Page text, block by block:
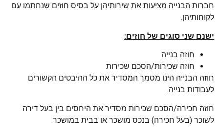
חברות הבנייה מציעות את שירותיהן על בסיס חוזים שנחתמו עם
לקוחותיהן.
ישנם שני סוגים של חוזים:
חוזה בנייה
חוזה שכירות/הסכם שכירות
חוזה הבנייה הינו מסמך המסדיר את כל ההיבטים הקשורים
לעבודות בנייה.
חוזה חכירה/הסכם שכירות מסדיר את היחסים בין בעל דירה
לשוכר (בעל חכירה) בנכס מושכר או בבית במושכר.